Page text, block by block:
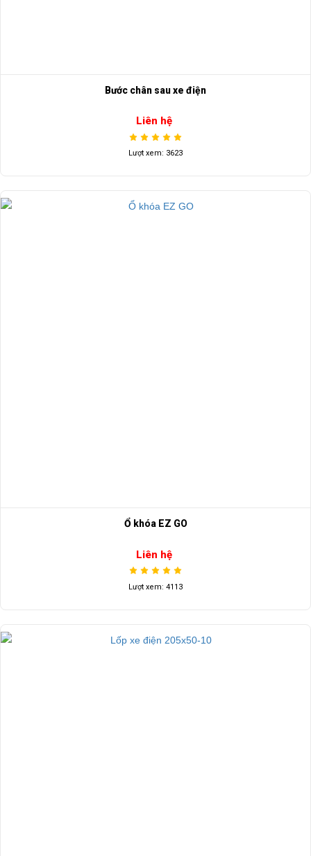
Bước chân sau xe điện
Liên hệ
Lượt xem: 3623
Ổ khóa EZ GO
Liên hệ
Lượt xem: 4113